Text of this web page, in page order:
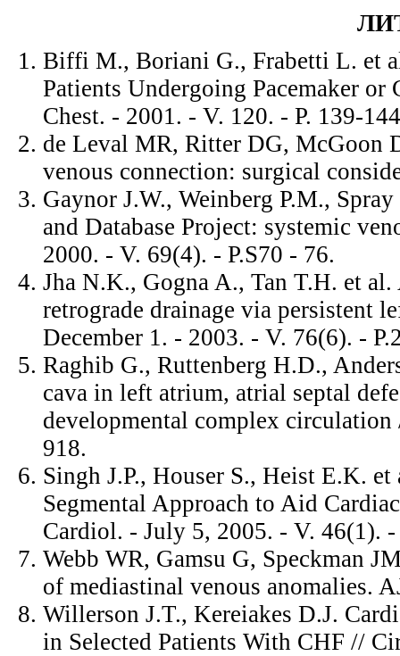
Biffi M., Boriani G., Frabetti L. et
Patients Undergoing Pacemaker
Chest. - 2001. - V. 120. - P. 139-
de Leval MR, Ritter DG, McGoon
venous connection: surgical
Gaynor J.W., Weinberg P.M.,
and Database Project: systemic
2000. - V. 69(4). - P.S70 - 76.
Jha N.K., Gogna A., Tan T.H. et
retrograde drainage via persistent
December 1. - 2003. - V. 76(6). -
Raghib G., Ruttenberg H.D.,
cava in left atrium, atrial septal
developmental complex
918.
Singh J.P., Houser S., Heist E.K.
Segmental Approach to Aid
Cardiol. - July 5, 2005. - V. 46(1). -
Webb WR, Gamsu G, Speckman
of mediastinal venous anomalies.
Willerson J.T., Kereiakes D.J.
in Selected Patients With CHF //